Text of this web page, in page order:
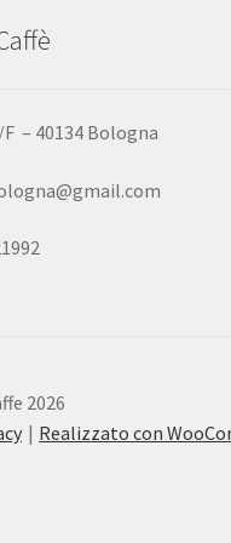
– 40134 Bologna
2026
Realizzato con